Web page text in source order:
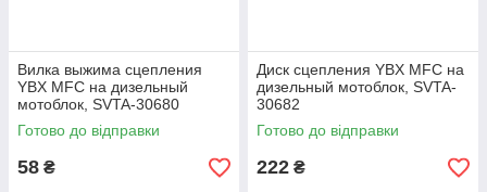
Вилка выжима сцепления
YBX MFC на дизельный
мотоблок, SVTA-30680
Готово до відправки
58 ₴
Диск сцепления YBX MFC на
дизельный мотоблок, SVTA-
30682
Готово до відправки
222 ₴